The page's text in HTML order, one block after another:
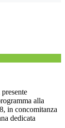
alla
in concomitanza
dedicata